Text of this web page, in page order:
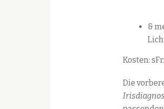
&
Kosten:
Die